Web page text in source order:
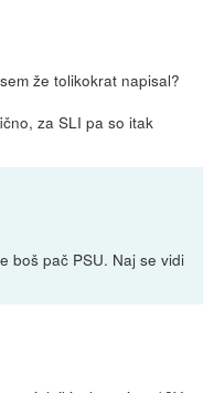
že tolikokrat napisal?
za SLI pa so itak
boš pač PSU. Naj se vidi